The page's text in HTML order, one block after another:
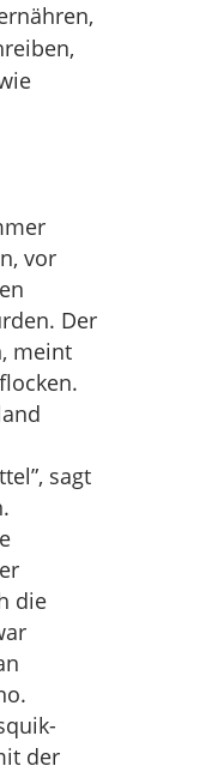
vor
Der
meint
sagt
die
der